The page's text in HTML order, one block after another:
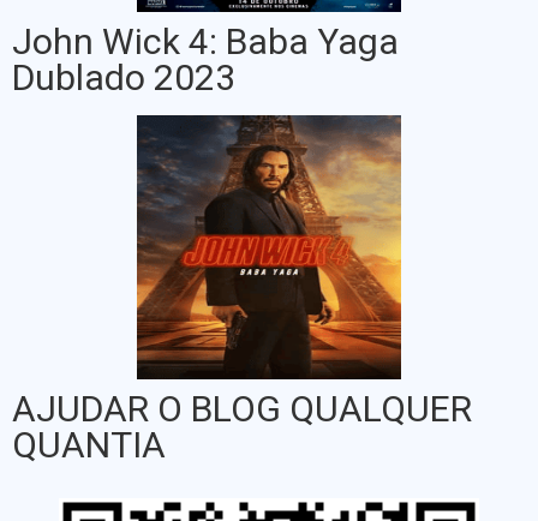
John Wick 4: Baba Yaga
Dublado 2023
AJUDAR O BLOG QUALQUER
QUANTIA